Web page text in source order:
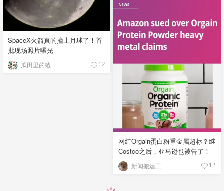
SpaceX火箭真的撞上月球了！首
批现场照片曝光
瓜田里的猹 12
网红Orgain蛋白粉重金属超标？继
Costco之后，亚马逊也被告了！
新闻搬运工 12